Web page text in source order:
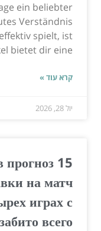
ein beliebter
Verständnis
spielt, ist
bietet dir eine...
קרא עוד »
יול 28, 2026
15
на матч
играх с
всего